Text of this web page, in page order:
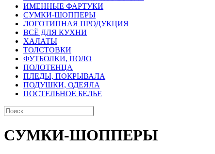
ИМЕННЫЕ ФАРТУКИ
СУМКИ-ШОППЕРЫ
ЛОГОТИПНАЯ ПРОДУКЦИЯ
ВСЁ ДЛЯ КУХНИ
ХАЛАТЫ
ТОЛСТОВКИ
ФУТБОЛКИ, ПОЛО
ПОЛОТЕНЦА
ПЛЕДЫ, ПОКРЫВАЛА
ПОДУШКИ, ОДЕЯЛА
ПОСТЕЛЬНОЕ БЕЛЬЕ
СУМКИ-ШОППЕРЫ